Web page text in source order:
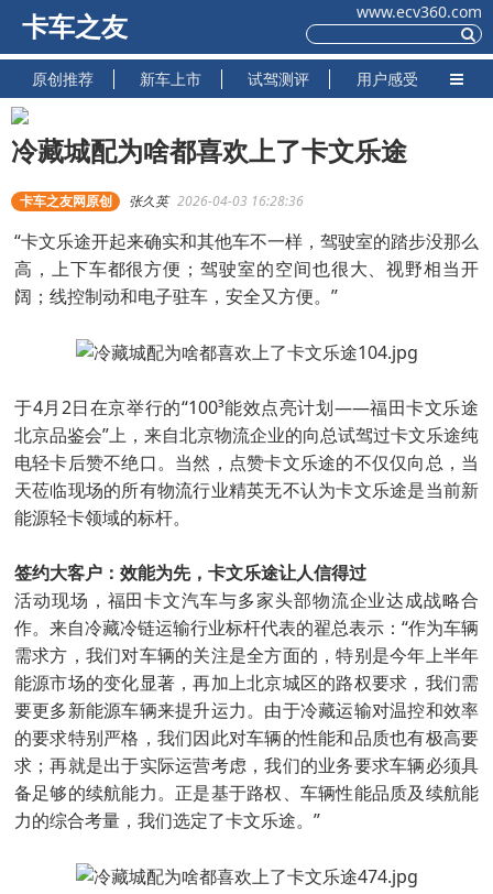
卡车之友
www.ecv360.com
原创推荐 新车上市 试驾测评 用户感受
冷藏城配为啥都喜欢上了卡文乐途
卡车之友网原创 张久英 2026-04-03 16:28:36
“卡文乐途开起来确实和其他车不一样，驾驶室的踏步没那么
高，上下车都很方便；驾驶室的空间也很大、视野相当开
阔；线控制动和电子驻车，安全又方便。”
于4月2日在京举行的“100³能效点亮计划——福田卡文乐途
北京品鉴会”上，来自北京物流企业的向总试驾过卡文乐途纯
电轻卡后赞不绝口。当然，点赞卡文乐途的不仅仅向总，当
天莅临现场的所有物流行业精英无不认为卡文乐途是当前新
能源轻卡领域的标杆。
签约大客户：效能为先，卡文乐途让人信得过
活动现场，福田卡文汽车与多家头部物流企业达成战略合
作。来自冷藏冷链运输行业标杆代表的翟总表示：“作为车辆
需求方，我们对车辆的关注是全方面的，特别是今年上半年
能源市场的变化显著，再加上北京城区的路权要求，我们需
要更多新能源车辆来提升运力。由于冷藏运输对温控和效率
的要求特别严格，我们因此对车辆的性能和品质也有极高要
求；再就是出于实际运营考虑，我们的业务要求车辆必须具
备足够的续航能力。正是基于路权、车辆性能品质及续航能
力的综合考量，我们选定了卡文乐途。”